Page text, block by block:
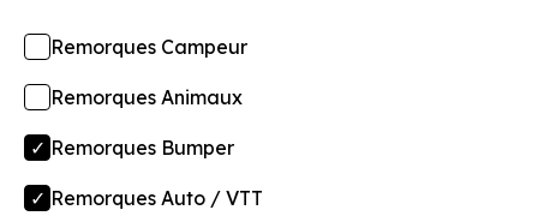
Remorques Campeur
Remorques Animaux
Remorques Bumper
Remorques Auto / VTT